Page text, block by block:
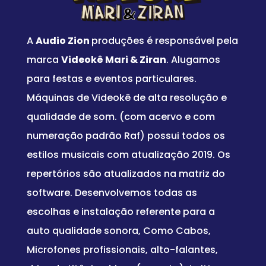
AAudio Zion produções é responsável pela
marca Videokê Mari & Ziran. Alugamos
para festas e eventos particulares.
Máquinas de Videokê de alta resolução e
qualidade de som. (com acervo e com
numeração padrão Raf) possui todos os
estilos musicais com atualização 2019. Os
repertórios são atualizados na matriz do
software. Desenvolvemos todas as
escolhas e instalação referente para a
auto qualidade sonora, Como Cabos,
Microfones profissionais, alto-falantes,